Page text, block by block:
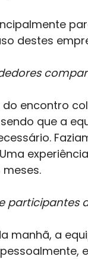
destes
encontro
sendo que a
participantes
manhã, a